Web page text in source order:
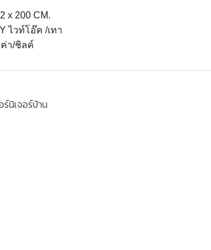
x 200 CM.
ไวท์โอ๊ค /เทา
า/ชิลค์
ร์นิเจอร์บ้าน